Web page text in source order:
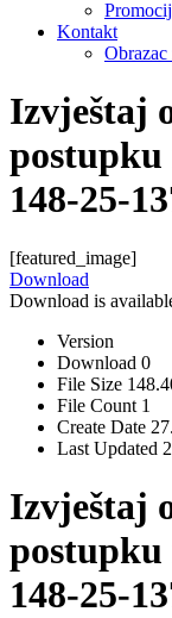
Kontakt
Obrazac
Izvještaj
postupku
148-25-
[featured_image]
Download
Download is
Version
Download 0
File Size
File Count 1
Create Date
Last Updated
Izvještaj
postupku
148-25-